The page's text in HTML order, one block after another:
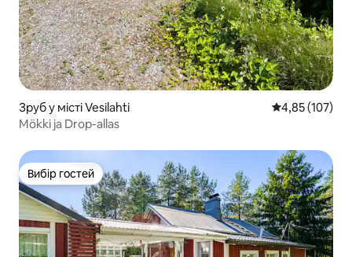
Зруб у місті Vesilahti Середня
4,85 (107)
Mökki ja Drop-allas
Вибір гостей
Вибір гостей